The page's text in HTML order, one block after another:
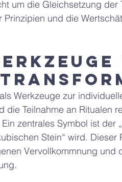
um die Gleichsetzung der
und die
Werkzeuge zur
Teilnahme an Ritualen
zentrales Symbol ist der
Stein“ wird. Dieser
Vervollkommnung und